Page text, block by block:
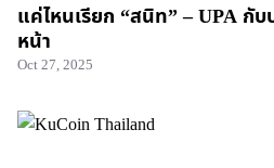
แค่ไหนเรียก “สนิท” – UPA กั
หน้า
Oct 27, 2025